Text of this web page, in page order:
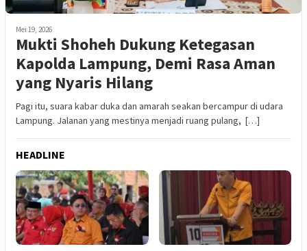
Mei 19, 2026
Mukti Shoheh Dukung Ketegasan
Kapolda Lampung, Demi Rasa Aman
yang Nyaris Hilang
Pagi itu, suara kabar duka dan amarah seakan bercampur di udara
Lampung. Jalanan yang mestinya menjadi ruang pulang, […]
HEADLINE